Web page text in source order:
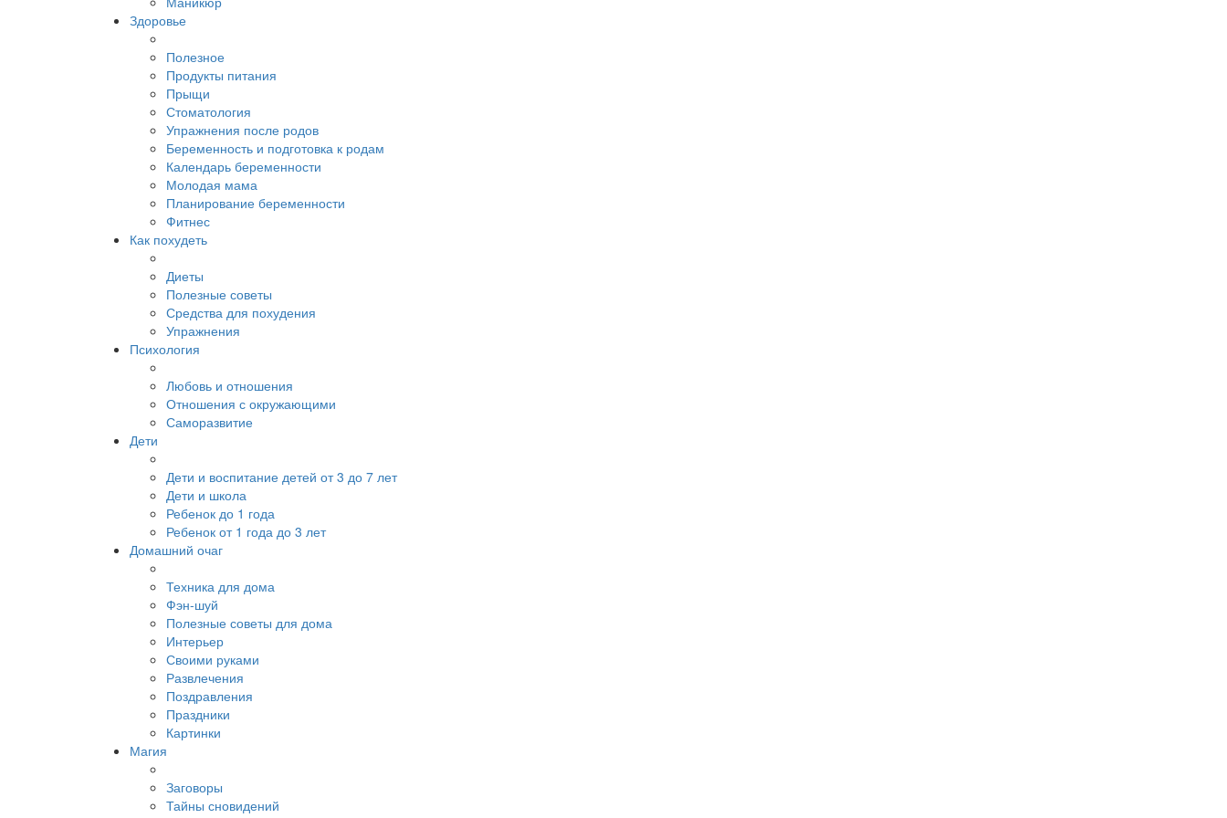
Здоровье
Полезное
Продукты питания
Прыщи
Стоматология
Упражнения после родов
Беременность и подготовка к родам
Календарь беременности
Молодая мама
Планирование беременности
Фитнес
Как похудеть
Диеты
Полезные советы
Средства для похудения
Упражнения
Психология
Любовь и отношения
Отношения с окружающими
Саморазвитие
Дети
Дети и воспитание детей от 3 до 7 лет
Дети и школа
Ребенок до 1 года
Ребенок от 1 года до 3 лет
Домашний очаг
Техника для дома
Фэн-шуй
Полезные советы для дома
Интерьер
Своими руками
Развлечения
Поздравления
Праздники
Картинки
Магия
Заговоры
Тайны сновидений